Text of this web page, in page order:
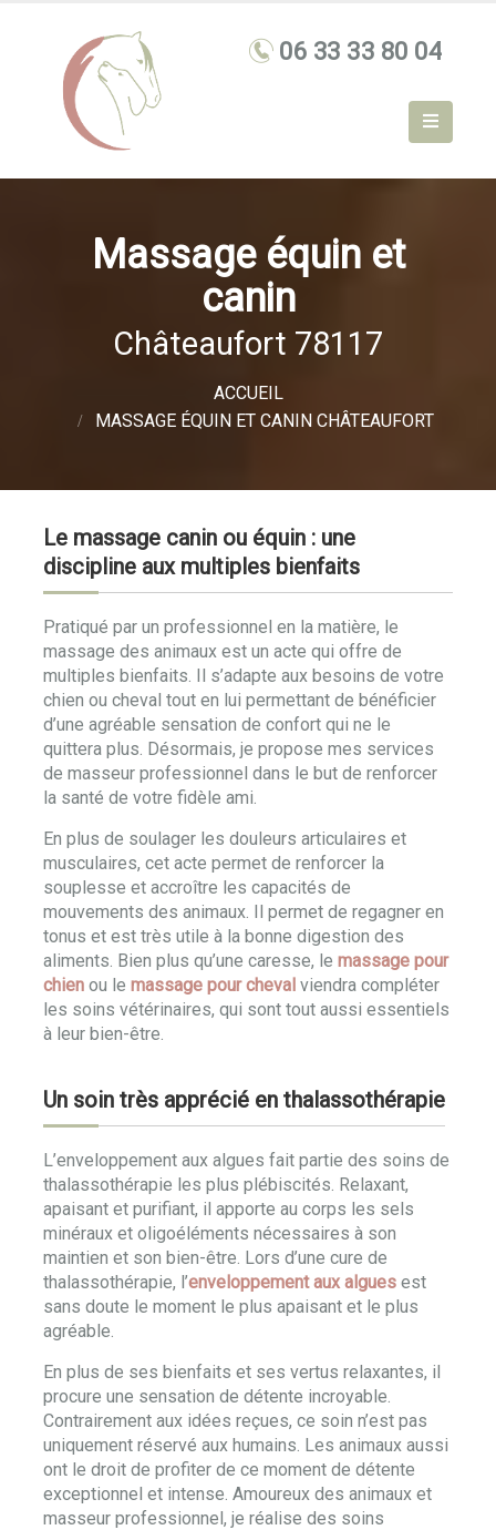
Massage équin et
canin
Châteaufort 78117
ACCUEIL
MASSAGE ÉQUIN ET CANIN CHÂTEAUFORT
Le massage canin ou équin : une
discipline aux multiples bienfaits
Pratiqué par un professionnel en la matière, le
massage des animaux est un acte qui offre de
multiples bienfaits. Il s’adapte aux besoins de votre
chien ou cheval tout en lui permettant de bénéficier
d’une agréable sensation de confort qui ne le
quittera plus. Désormais, je propose mes services
de masseur professionnel dans le but de renforcer
la santé de votre fidèle ami.
En plus de soulager les douleurs articulaires et
musculaires, cet acte permet de renforcer la
souplesse et accroître les capacités de
mouvements des animaux. Il permet de regagner en
tonus et est très utile à la bonne digestion des
aliments. Bien plus qu’une caresse, le massage pour
chien ou le massage pour cheval viendra compléter
les soins vétérinaires, qui sont tout aussi essentiels
à leur bien-être.
Un soin très apprécié en thalassothérapie
L’enveloppement aux algues fait partie des soins de
thalassothérapie les plus plébiscités. Relaxant,
apaisant et purifiant, il apporte au corps les sels
minéraux et oligoéléments nécessaires à son
maintien et son bien-être. Lors d’une cure de
thalassothérapie, l’enveloppement aux algues est
sans doute le moment le plus apaisant et le plus
agréable.
En plus de ses bienfaits et ses vertus relaxantes, il
procure une sensation de détente incroyable.
Contrairement aux idées reçues, ce soin n’est pas
uniquement réservé aux humains. Les animaux aussi
ont le droit de profiter de ce moment de détente
exceptionnel et intense. Amoureux des animaux et
masseur professionnel, je réalise des soins